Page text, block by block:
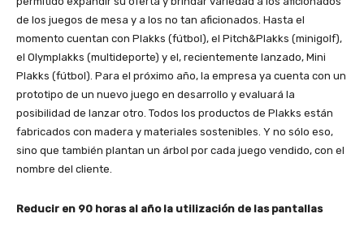
de los juegos de mesa y a los no tan aficionados. Hasta el
momento cuentan con Plakks (fútbol), el Pitch&Plakks (minigolf),
el Olymplakks (multideporte) y el, recientemente lanzado, Mini
Plakks (fútbol). Para el próximo año, la empresa ya cuenta con un
prototipo de un nuevo juego en desarrollo y evaluará la
posibilidad de lanzar otro. Todos los productos de Plakks están
fabricados con madera y materiales sostenibles. Y no sólo eso,
sino que también plantan un árbol por cada juego vendido, con el
nombre del cliente.
Reducir en 90 horas al año la utilización de las pantallas